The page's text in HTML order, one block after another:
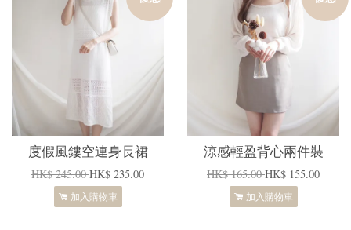
度假風鏤空連身長裙
HK$ 245.00HK$ 235.00
加入購物車
涼感輕盈背心兩件裝
HK$ 165.00HK$ 155.00
加入購物車